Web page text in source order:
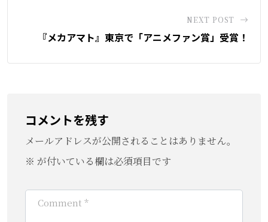
NEXT POST
『メカアマト』東京で「アニメファン賞」受賞！
コメントを残す
メールアドレスが公開されることはありません。
※ が付いている欄は必須項目です